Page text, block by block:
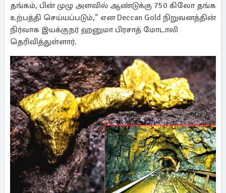
தங்கம், பின் முழு அளவில் ஆண்டுக்கு 750 கிலோ தங்க
உற்பத்தி செய்யப்படும்,” என Deccan Gold நிறுவனத்தின்
நிர்வாக இயக்குநர் ஹனுமா பிரசாத் மோடாலி
தெரிவித்துள்ளார்.